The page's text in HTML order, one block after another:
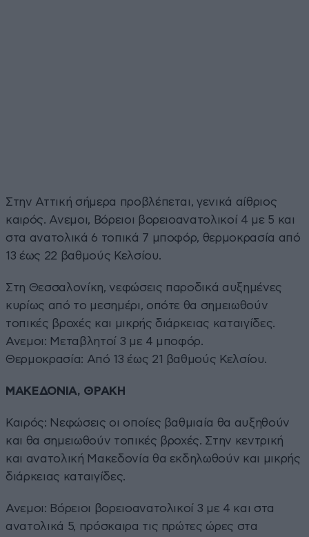
Στην Αττική σήμερα προβλέπεται, γενικά αίθριος
καιρός. Ανεμοι, Βόρειοι βορειοανατολικοί 4 με 5 και
στα ανατολικά 6 τοπικά 7 μποφόρ, θερμοκρασία από
13 έως 22 βαθμούς Κελσίου.
Στη Θεσσαλονίκη, νεφώσεις παροδικά αυξημένες
κυρίως από το μεσημέρι, οπότε θα σημειωθούν
τοπικές βροχές και μικρής διάρκειας καταιγίδες.
Ανεμοι: Μεταβλητοί 3 με 4 μποφόρ.
Θερμοκρασία: Από 13 έως 21 βαθμούς Κελσίου.
ΜΑΚΕΔΟΝΙΑ, ΘΡΑΚΗ
Καιρός: Νεφώσεις οι οποίες βαθμιαία θα αυξηθούν
και θα σημειωθούν τοπικές βροχές. Στην κεντρική
και ανατολική Μακεδονία θα εκδηλωθούν και μικρής
διάρκειας καταιγίδες.
Ανεμοι: Βόρειοι βορειοανατολικοί 3 με 4 και στα
ανατολικά 5, πρόσκαιρα τις πρώτες ώρες στα